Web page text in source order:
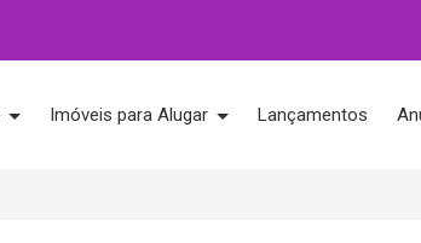
Imóveis para Alugar Lançamentos